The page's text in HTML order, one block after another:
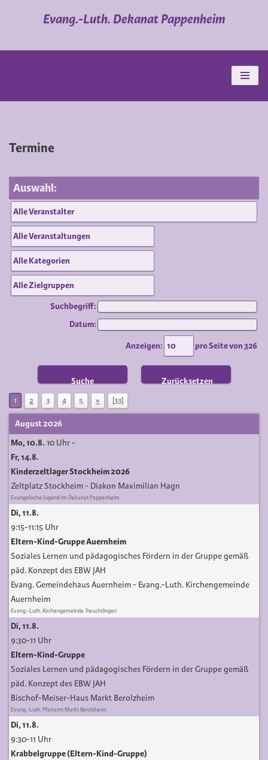
Evang.-Luth. Dekanat Pappenheim
Termine
Auswahl:
Suchbegriff:
Datum:
Anzeigen: pro Seite von326
Suche Zurücksetzen
1 2 3 4 5 » [33]
August 2026
Mo, 10.8. 10 Uhr-
Fr, 14.8.
Kinderzeltlager Stockheim 2026
Zeltplatz Stockheim
Diakon Maximilian Hagn
Evangelische Jugend im Dekanat Pappenheim
Di, 11.8.
9:15-11:15 Uhr
Eltern-Kind-Gruppe Auernheim
Soziales Lernen und pädagogisches Fördern in der Gruppe gemäß
päd. Konzept des EBW JAH
Evang. Gemeindehaus Auernheim
Evang.-Luth. Kirchengemeinde
Auernheim
Evang.-Luth. Kirchengemeinde Treuchtlingen
Di, 11.8.
9:30-11 Uhr
Eltern-Kind-Gruppe
Soziales Lernen und pädagogisches Fördern in der Gruppe gemäß
päd. Konzept des EBW JAH
Bischof-Meiser-Haus Markt Berolzheim
Evang.-Luth. Pfarramt Markt Berolzheim
Di, 11.8.
9:30-11 Uhr
Krabbelgruppe (Eltern-Kind-Gruppe)